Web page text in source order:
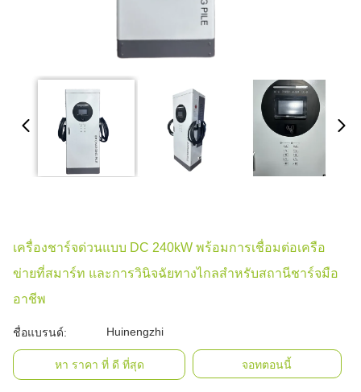
เครื่องชาร์จด่วนแบบ DC 240kW พร้อมการเชื่อมต่อเครือ
ข่ายที่สมาร์ท และการวินิจฉัยทางไกลสําหรับสถานีชาร์จมือ
อาชีพ
ชื่อแบรนด์: Huinengzhi
หา ราคา ที่ ดี ที่สุด จอทตอนนี้